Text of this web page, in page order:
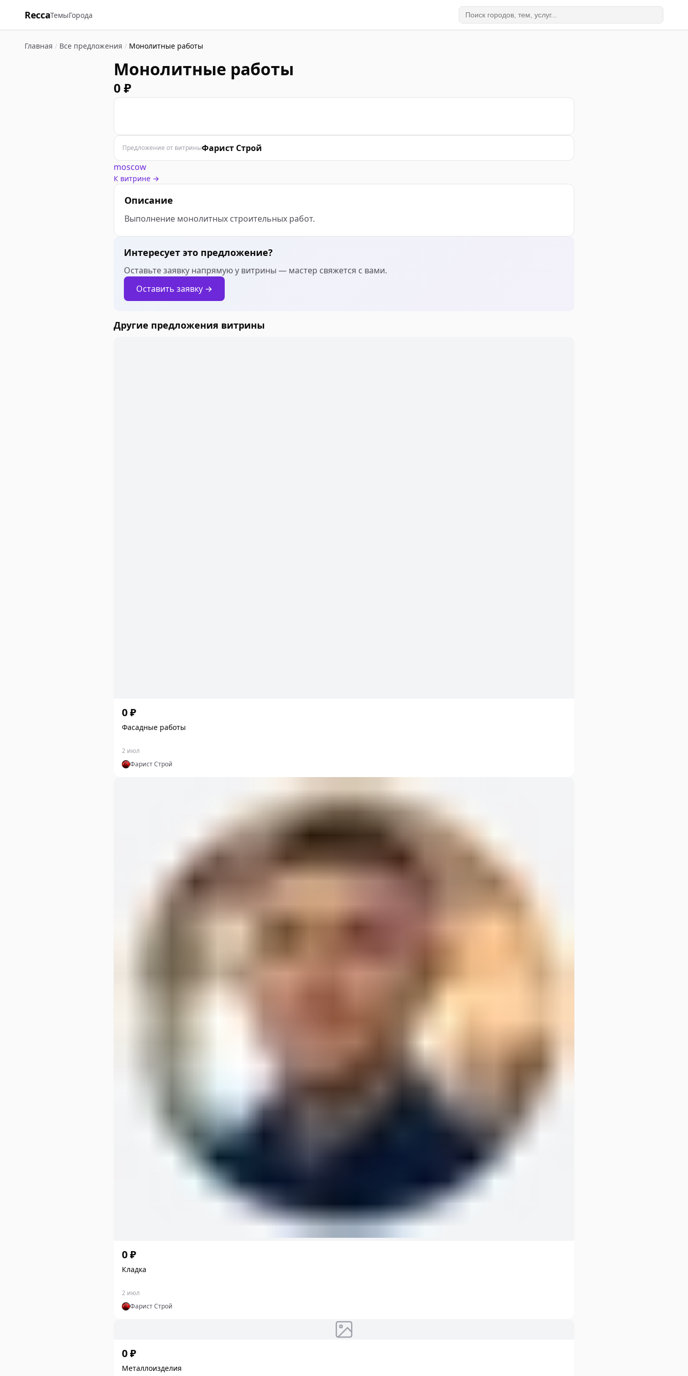
ReccaТемыГорода
Главная / Все предложения / Монолитные работы
Монолитные работы
0 ₽
Предложение от витриныФарист Строй
moscow
К витрине →
Описание
Выполнение монолитных строительных работ.
Интересует это предложение?
Оставьте заявку напрямую у витрины — мастер свяжется с вами.
Оставить заявку →
Другие предложения витрины
0 ₽
Фасадные работы
2 июл
Фарист Строй
0 ₽
Кладка
2 июл
Фарист Строй
0 ₽
Металлоизделия